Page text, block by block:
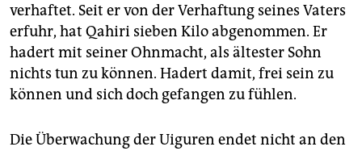
verhaftet. Seit er von der Verhaftung seines Vaters
erfuhr, hat Qahiri sieben Kilo abgenommen. Er
hadert mit seiner Ohnmacht, als ältester Sohn
nichts tun zu können. Hadert damit, frei sein zu
können und sich doch gefangen zu fühlen.
Die Überwachung der Uiguren endet nicht an den